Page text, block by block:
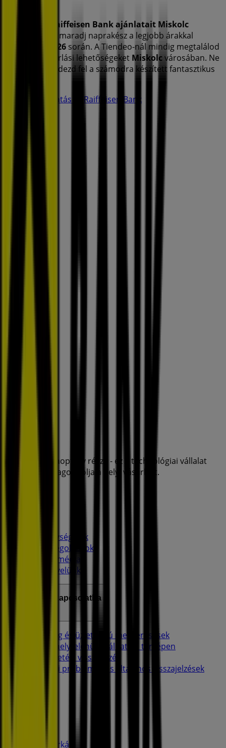
Raiffeisen Bankajánlatait Miskolc
városában, és maradj naprakész a legjobb árakkal
augusztus 2026 során. A Tiendeo-nál mindig megtalálod
a legjobb vásárlási lehetőségeket Miskolcvárosában. Ne
várj tovább, fedezd fel a számodra készített fantasztikus
Több tájékoztatás — Raiffeisen Bank
A Tiendeo a Shopfully része - ez a technológiai vállalat
világszerte újragondolja a helyi vásárlást.
Tevékenységeink
Üzleti megoldások
Hírek és média
Dolgozz velünk
Lépj velünk kapcsolatba
Marketing és üzleti célú megkeresések
Az üzlet helytelenül található a térképen
Heti hirdetési visszajelzés
Technikai problémák és általános visszajelzések
Helyi márkák